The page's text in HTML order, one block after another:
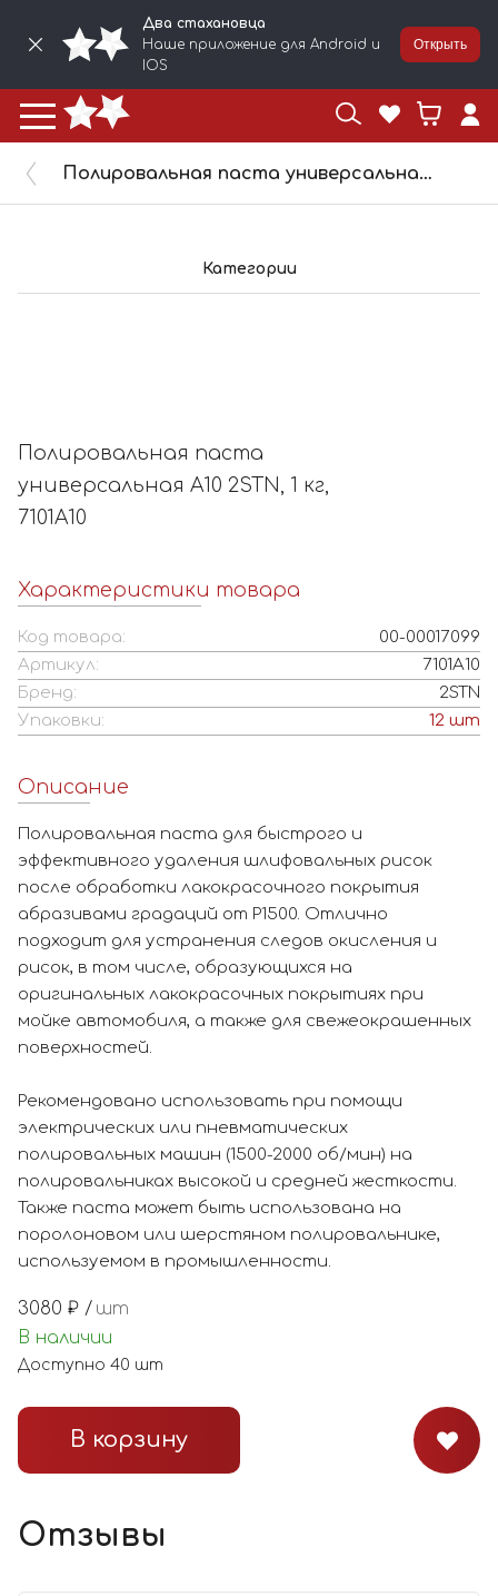
Два стахановца
Наше приложение для Android и
IOS
Открыть
Полировальная паста универсальная A10 2STN, 1 кг, 7101А10
Категории
Полировальная паста
универсальная A10 2STN, 1 кг,
7101А10
Характеристики товара
Код товара:
00-00017099
Артикул:
7101А10
Бренд:
2STN
Упаковки:
12 шт
Описание
Полировальная паста для быстрого и
эффективного удаления шлифовальных рисок
после обработки лакокрасочного покрытия
абразивами градаций от Р1500. Отлично
подходит для устранения следов окисления и
рисок, в том числе, образующихся на
оригинальных лакокрасочных покрытиях при
мойке автомобиля, а также для свежеокрашенных
поверхностей.
Рекомендовано использовать при помощи
электрических или пневматических
полировальных машин (1500-2000 об/мин) на
полировальниках высокой и средней жесткости.
Также паста может быть использована на
поролоновом или шерстяном полировальнике,
используемом в промышленности.
3080 ₽ / шт
В наличии
Доступно 40 шт
В корзину
Отзывы